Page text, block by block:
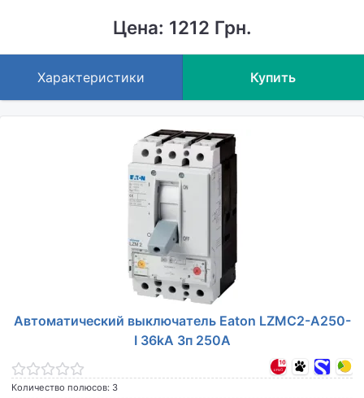
Цена: 1212 Грн.
Характеристики Купить
Автоматический выключатель Eaton LZMC2-A250-
I 36kA 3п 250A
Количество полюсов: 3